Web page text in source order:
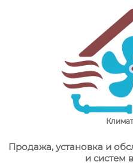
кондиционеров в Москве
ассортимент
осблуживание по выгодной
Продажа, установка и
и систем